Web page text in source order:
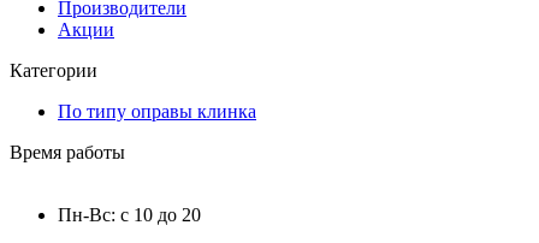
Производители
Акции
Категории
По типу оправы клинка
Время работы
Пн-Вс: с 10 до 20